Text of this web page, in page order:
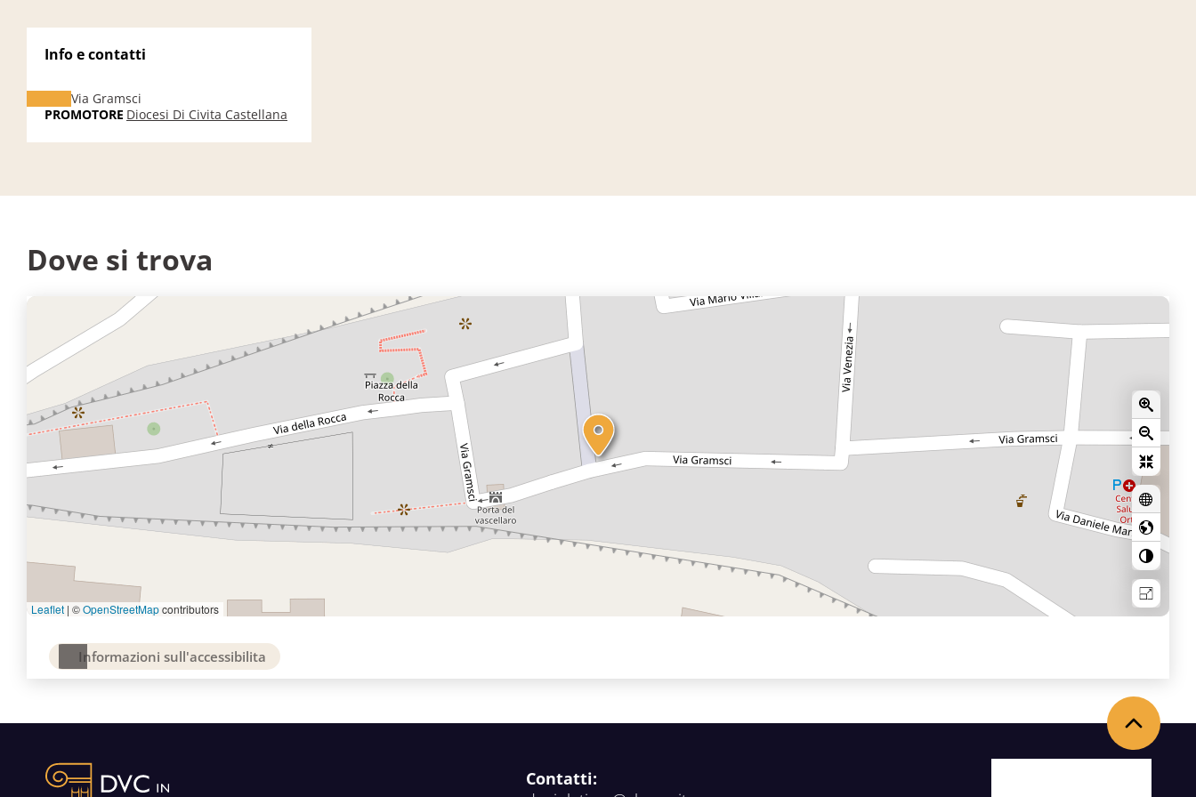
Info e contatti
Via Gramsci
PROMOTORE Diocesi Di Civita Castellana
Dove si trova
Leaflet | ©OpenStreetMapcontributors
Informazioni sull'accessibilita
Contatti:
Back to the top